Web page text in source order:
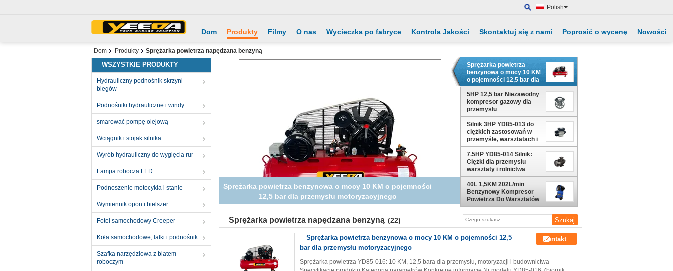
Polish
Dom Produkty Filmy O nas Wycieczka po fabryce Kontrola Jakości Skontaktuj się z nami Poprosić o wycenę Nowości
Dom Produkty Sprężarka powietrza napędzana benzyną
WSZYSTKIE PRODUKTY
Hydrauliczny podnośnik skrzyni
biegów
Podnośniki hydrauliczne i windy
smarować pompę olejową
Wciągnik i stojak silnika
Wyrób hydrauliczny do wygięcia rur
Lampa robocza LED
Podnoszenie motocykla i stanie
Wymiennik opon i bielszer
Fotel samochodowy Creeper
Koła samochodowe, lalki i podnośnik
Szafka narzędziowa z blatem
roboczym
5HP 12,5 bar Niezawodny kompresor gazowy dla przemysłu
Sprężarka powietrza
benzynowa o mocy 10 KM
o pojemności 12,5 bar dla
przemysłu
motoryzacyjnego
5HP 12,5 bar Niezawodny
kompresor gazowy dla
przemysłu
Silnik 3HP YD85-013 do
ciężkich zastosowań w
przemyśle, warsztatach i
rolnictwie
7.5HP YD85-014 Silnik:
Ciężki dla przemysłu
warsztaty i rolnictwa
40L 1,5KM 202L/min
Benzynowy Kompresor
Powietrza Do Warsztatów
i Użytku Domowego
Sprężarka powietrza napędzana benzyną (22)
Sprężarka powietrza benzynowa o mocy 10 KM o pojemności 12,5
bar dla przemysłu motoryzacyjnego
Kontakt
Sprężarka powietrza YD85-016: 10 KM, 12,5 bara dla przemysłu, motoryzacji i budownictwa